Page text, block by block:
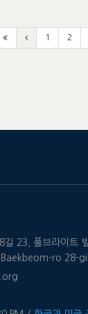
1 2
길 23, 풀브라이트
ro 28-